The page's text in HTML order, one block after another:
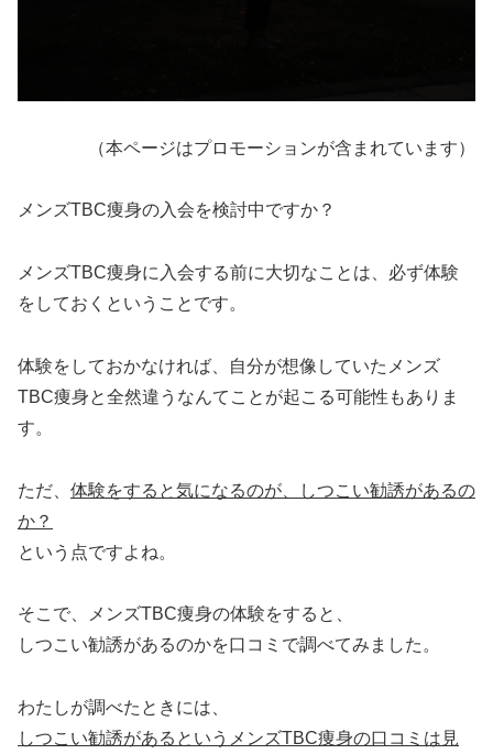
（本ページはプロモーションが含まれています）
メンズTBC痩身の入会を検討中ですか？
メンズTBC痩身に入会する前に大切なことは、必ず体験
をしておくということです。
体験をしておかなければ、自分が想像していたメンズ
TBC痩身と全然違うなんてことが起こる可能性もありま
す。
ただ、 体験をすると気になるのが、しつこい勧誘があるの
か？
という点ですよね。
そこで、メンズTBC痩身の体験をすると、
しつこい勧誘があるのかを口コミで調べてみました。
わたしが調べたときには、
しつこい勧誘があるというメンズTBC痩身の口コミは見